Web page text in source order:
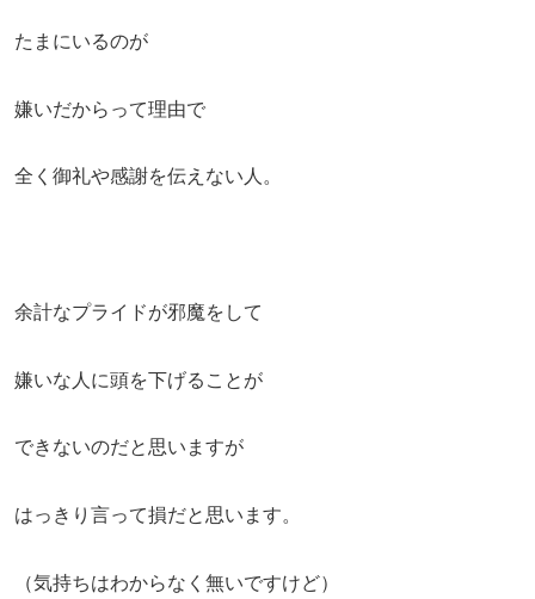
たまにいるのが
嫌いだからって理由で
全く御礼や感謝を伝えない人。
余計なプライドが邪魔をして
嫌いな人に頭を下げることが
できないのだと思いますが
はっきり言って損だと思います。
（気持ちはわからなく無いですけど）